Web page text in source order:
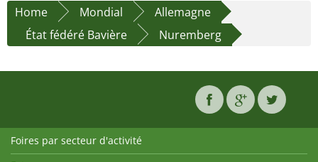
Home Mondial
Allemagne
État fédéré Bavière
Nuremberg
Foires par secteur d'activité